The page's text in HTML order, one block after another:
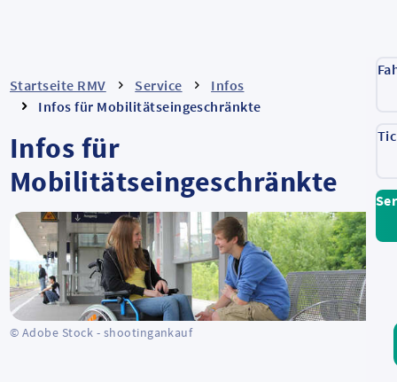
Startseite RMV Service
Infos
Infos für Mobilitätseingeschränkte
Infos für
Mobilitätseingeschränkte
© Adobe Stock - shootingankauf